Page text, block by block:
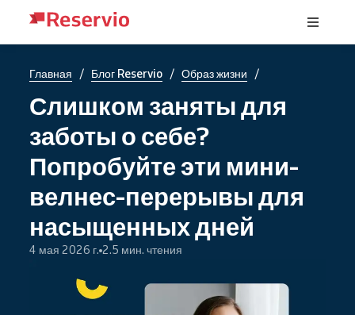
Главная / Блог Reservio / Образ жизни /
Слишком заняты для
заботы о себе?
Попробуйте эти мини-
велнес-перерывы для
насыщенных дней
4 мая 2026 г. 2.5 мин. чтения